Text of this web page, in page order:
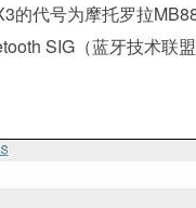
的代号为摩托罗拉
SIG（蓝牙技术联盟